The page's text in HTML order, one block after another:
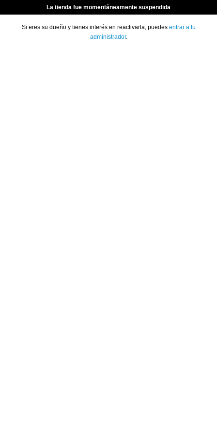
La tienda fue momentáneamente suspendida
Si eres su dueño y tienes interés en reactivarla, puedes entrar a tu
administrador.